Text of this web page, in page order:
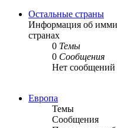
Остальные страны
Информация об
странах
0 Темы
0 Сообщения
Нет сообщений
Европа
Темы
Сообщения